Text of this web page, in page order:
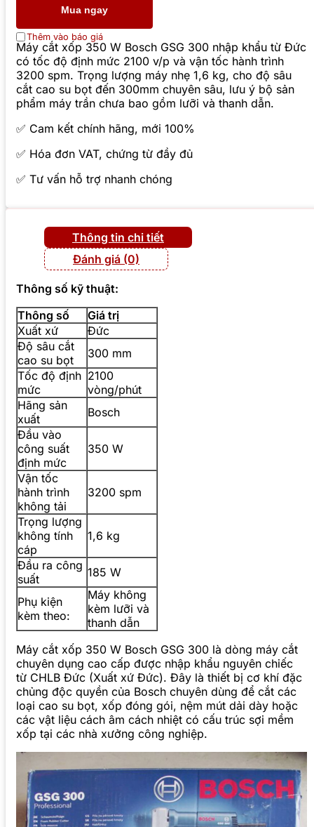
Mua ngay
Thêm vào báo giá
Máy cắt xốp 350 W Bosch GSG 300 nhập khẩu từ Đức
có tốc độ định mức 2100 v/p và vận tốc hành trình
3200 spm. Trọng lượng máy nhẹ 1,6 kg, cho độ sâu
cắt cao su bọt đến 300mm chuyên sâu, lưu ý bộ sản
phẩm máy trần chưa bao gồm lưỡi và thanh dẫn.
✅ Cam kết chính hãng, mới 100%
✅ Hóa đơn VAT, chứng từ đầy đủ
✅ Tư vấn hỗ trợ nhanh chóng
Thông tin chi tiết
Đánh giá (0)
Thông số kỹ thuật:
Thông số
Giá trị
Xuất xứ
Đức
Độ sâu cắt
cao su bọt
300 mm
Tốc độ định
mức
2100
vòng/phút
Hãng sản
xuất
Bosch
Đầu vào
công suất
định mức
350 W
Vận tốc
hành trình
không tải
3200 spm
Trọng lượng
không tính
cáp
1,6 kg
Đầu ra công
suất
185 W
Phụ kiện
kèm theo:
Máy không
kèm lưỡi và
thanh dẫn
Máy cắt xốp 350 W Bosch GSG 300 là dòng máy cắt
chuyên dụng cao cấp được nhập khẩu nguyên chiếc
từ CHLB Đức (Xuất xứ Đức). Đây là thiết bị cơ khí đặc
chủng độc quyền của Bosch chuyên dùng để cắt các
loại cao su bọt, xốp đóng gói, nệm mút dải dày hoặc
các vật liệu cách âm cách nhiệt có cấu trúc sợi mềm
xốp tại các nhà xưởng công nghiệp.